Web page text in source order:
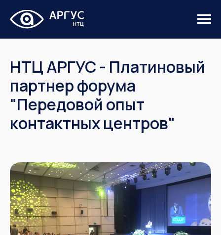
НТЦ АРГУС - Платиновый
партнер форума
"Передовой опыт
контактных центров"